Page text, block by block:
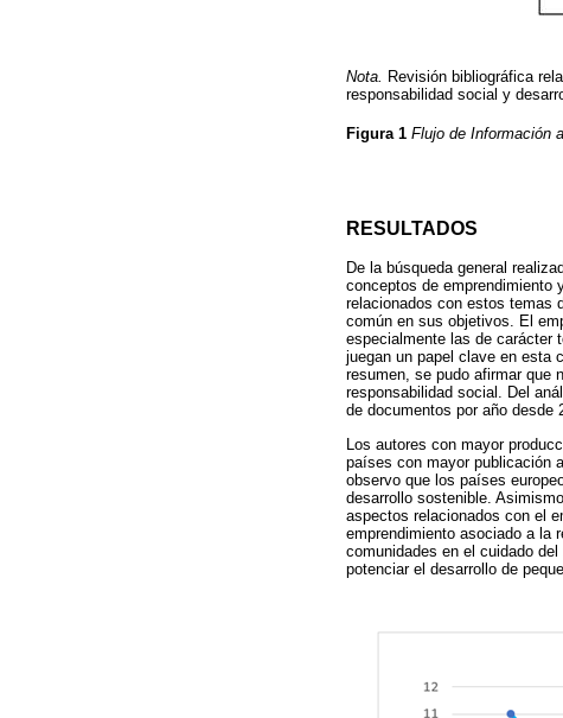
Nota.
Revisión bibliográfica
responsabilidad social y
Figura 1 Flujo de Información
RESULTADOS
De la búsqueda general
conceptos de emprendimiento
relacionados con estos temas
común en sus objetivos. El
especialmente las de carácter
juegan un papel clave en esta
resumen, se pudo afirmar que
responsabilidad social. Del
de documentos por año desde
Los autores con mayor
países con mayor publicación
observo que los países
desarrollo sostenible.
aspectos relacionados con el
emprendimiento asociado a la
comunidades en el cuidado
potenciar el desarrollo de